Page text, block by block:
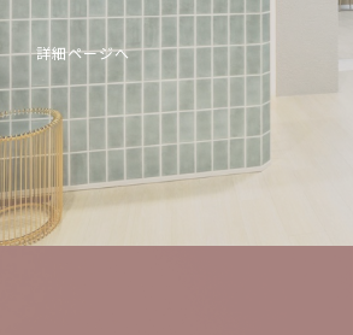
詳細ページへ